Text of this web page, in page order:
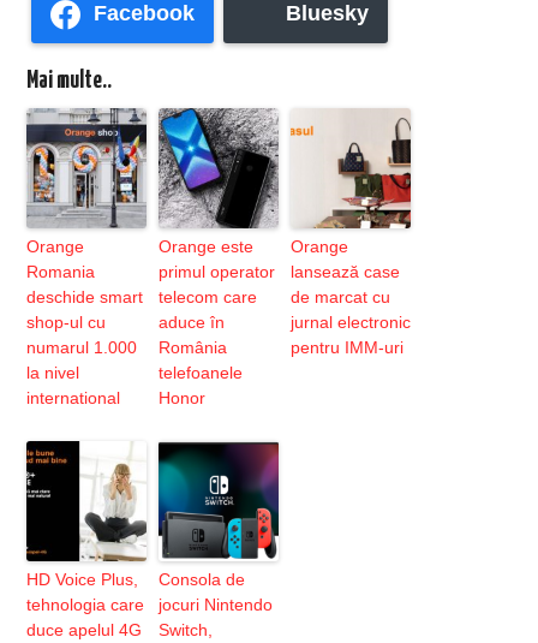
Facebook Bluesky
Mai multe..
Orange
Romania
deschide smart
shop-ul cu
numarul 1.000
la nivel
international
Orange este
primul operator
telecom care
aduce în
România
telefoanele
Honor
Orange
lansează case
de marcat cu
jurnal electronic
pentru IMM-uri
HD Voice Plus,
tehnologia care
duce apelul 4G
Consola de
jocuri Nintendo
Switch,